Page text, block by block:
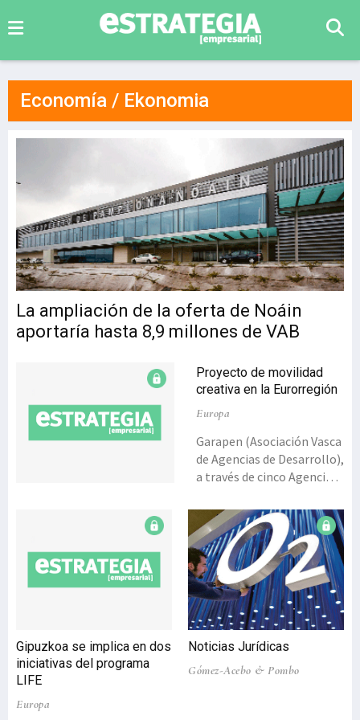
Economía / Ekonomia
La ampliación de la oferta de Noáin
aportaría hasta 8,9 millones de VAB
Proyecto de movilidad
creativa en la Eurorregión
Europa
Garapen (Asociación Vasca
de Agencias de Desarrollo),
a través de cinco Agencias
tzaldea-Beterri,
Debegesa, Getxolan,
Inguralde y Oarsoaldea),
junto con la fábrica de
creación Bitamine
Faktoria (espacio
transfronterizo para el
artistas
interdisciplinarios,
Gipuzkoa se implica en dos
iniciativas del programa
LIFE
Europa
Noticias Jurídicas
Gómez-Acebo & Pombo